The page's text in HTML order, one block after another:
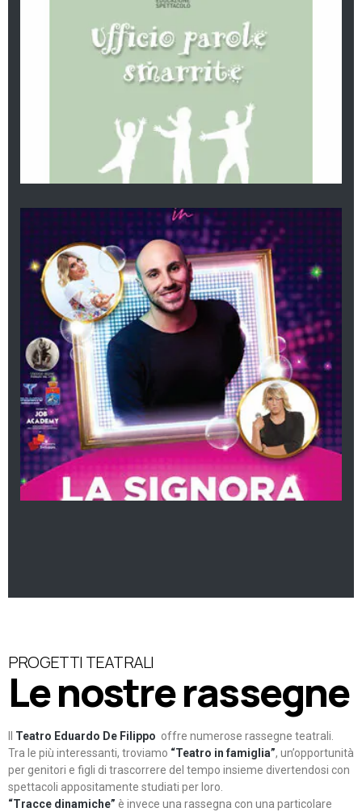
PROGETTI TEATRALI
Le nostre rassegne
Teatro Eduardo De Filippo offre numerose rassegne teatrali.
Tra le più interessanti, troviamo “Teatro in famiglia”, un’opportunità
per genitori e figli di trascorrere del tempo insieme divertendosi con
spettacoli appositamente studiati per loro.
“Tracce dinamiche” è invece una rassegna con una particolare